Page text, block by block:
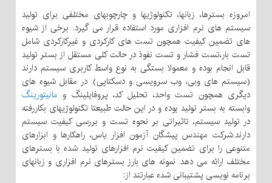
امروزه بسترها، زبانها، تکنولوژیها و چارچوبهای مختلفی برای تولید
سیستم های نرم افزاری مورد استفاده قرار می گیرد. برخی از شیوه
های تضمین کیفیت همچون تست های کارکردی و غیرکارکردی شامل
تست بار،تست فشار و تست نفوذ در حالت کلی مستقل از بستر تولید
قابل انجام بوده و معمولا بستگی به نوع واسط کاربری سیستم دارند
(سیستم های وبی، وب سرویسی و دسکتاپی). در مقابل شیوه های
دیگری همچون تست واحد، تحلیل کد، پروفایلینگ و مانیتورینگ
وابسته به بستر تولید بوده و در این حالت طبیعتا تکنولوژیهای بکاررفته
در تولید سیستم، تاثیراتی بر نحوه تست و بررسی کیفیت سیستم
دارند.شرکت مهندس پیشگان آزمون افزار یاس، راهکارها و ابزارهای
متنوعی را برای تضمین کیفیت نرم افزارهای تولید شده با بسترهای
مختلف ارائه می دهد. نمونه های بارز بسترهای نرم افزاری و زبانهای
برنامه نویسی پشتیبانی شده عبارتند از: